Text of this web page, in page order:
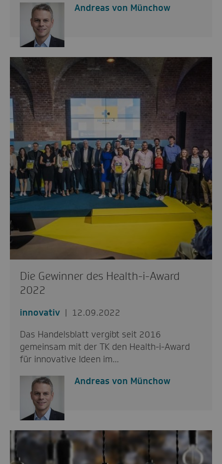
Andreas von Münchow
Die Gewinner des Health-i-Award
2022
innovativ
12.09.2022
Das Handelsblatt vergibt seit 2016
gemeinsam mit der TK den Health-i-Award
für innovative Ideen im…
Andreas von Münchow